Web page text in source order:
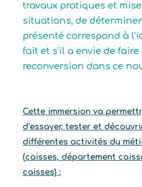
travaux pratiques et
situations, de
présenté correspond à
fait et s’il a envie de faire
reconversion dans ce
Cette immersion va
d’essayer, tester et
différentes activités du
(caisses, département
caisses) :